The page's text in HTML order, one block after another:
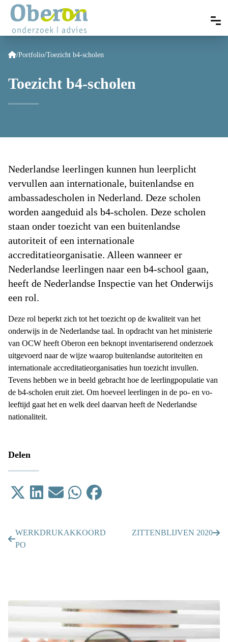
/Portfolio/Toezicht b4-scholen
Toezicht b4-scholen
Nederlandse leerlingen kunnen hun leerplicht
vervullen aan internationale, buitenlandse en
ambassadescholen in Nederland. Deze scholen
worden aangeduid als b4-scholen. Deze scholen
staan onder toezicht van een buitenlandse
autoriteit of een internationale
accreditatieorganisatie. Alleen wanneer er
Nederlandse leerlingen naar een b4-school gaan,
heeft de Nederlandse Inspectie van het Onderwijs
een rol.
Deze rol beperkt zich tot het toezicht op de kwaliteit van het
onderwijs in de Nederlandse taal. In opdracht van het ministerie
van OCW heeft Oberon een beknopt inventariserend onderzoek
uitgevoerd naar de wijze waarop buitenlandse autoriteiten en
internationale accreditatieorganisaties hun toezicht invullen.
Tevens hebben we in beeld gebracht hoe de leerlingpopulatie van
de b4-scholen eruit ziet. Om hoeveel leerlingen in de po- en vo-
leeftijd gaat het en welk deel daarvan heeft de Nederlandse
nationaliteit.
Delen
TweetDelen op LinkedIn
EmailDelen op WhatsApp
WERKDRUKAKKOORD
PO
ZITTENBLIJVEN 2020